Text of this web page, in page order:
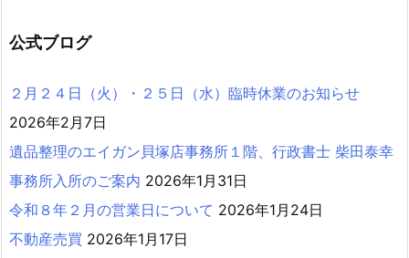
公式ブログ
２月２４日（火）・２５日（水）臨時休業のお知らせ
2026年2月7日
遺品整理のエイガン貝塚店事務所１階、行政書士 柴田泰幸
事務所入所のご案内 2026年1月31日
令和８年２月の営業日について 2026年1月24日
不動産売買 2026年1月17日